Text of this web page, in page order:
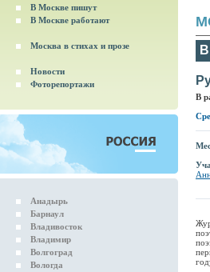
В Москве пишут
В Москве работают
Москва в стихах и прозе
Новости
Фоторепортажи
Анадырь
Барнаул
Владивосток
Владимир
Волгоград
Вологда
В